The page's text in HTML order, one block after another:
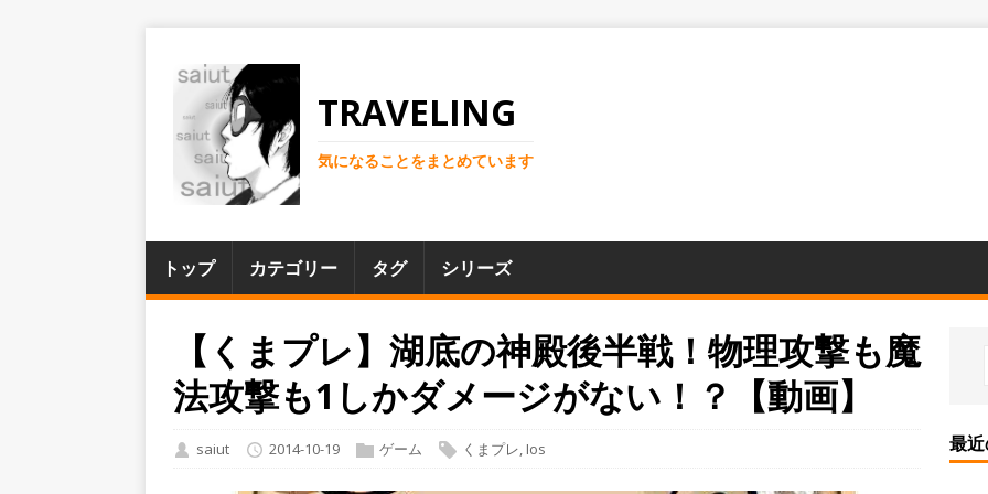
TRAVELING
気になることをまとめています
トップ カテゴリー タグ シリーズ
【くまプレ】湖底の神殿後半戦！物理攻撃も魔
法攻撃も1しかダメージがない！？【動画】
saiut 2014-10-19 ゲーム くまプレ, Ios 最